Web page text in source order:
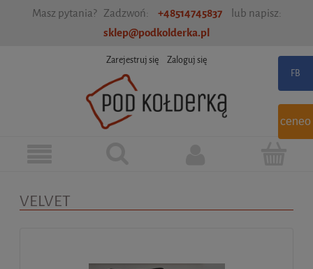
Masz pytania? Zadzwoń: +48514745837
lub napisz:
sklep@podkolderka.pl
Zarejestruj się Zaloguj się
VELVET
ceneo